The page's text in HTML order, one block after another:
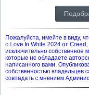
Пожалуйста, имейте в виду,
о Love In White 2024 от
исключительно собственное
которые не обладаете
написанного вами.
собственностью владельцев
совпадать с мнением